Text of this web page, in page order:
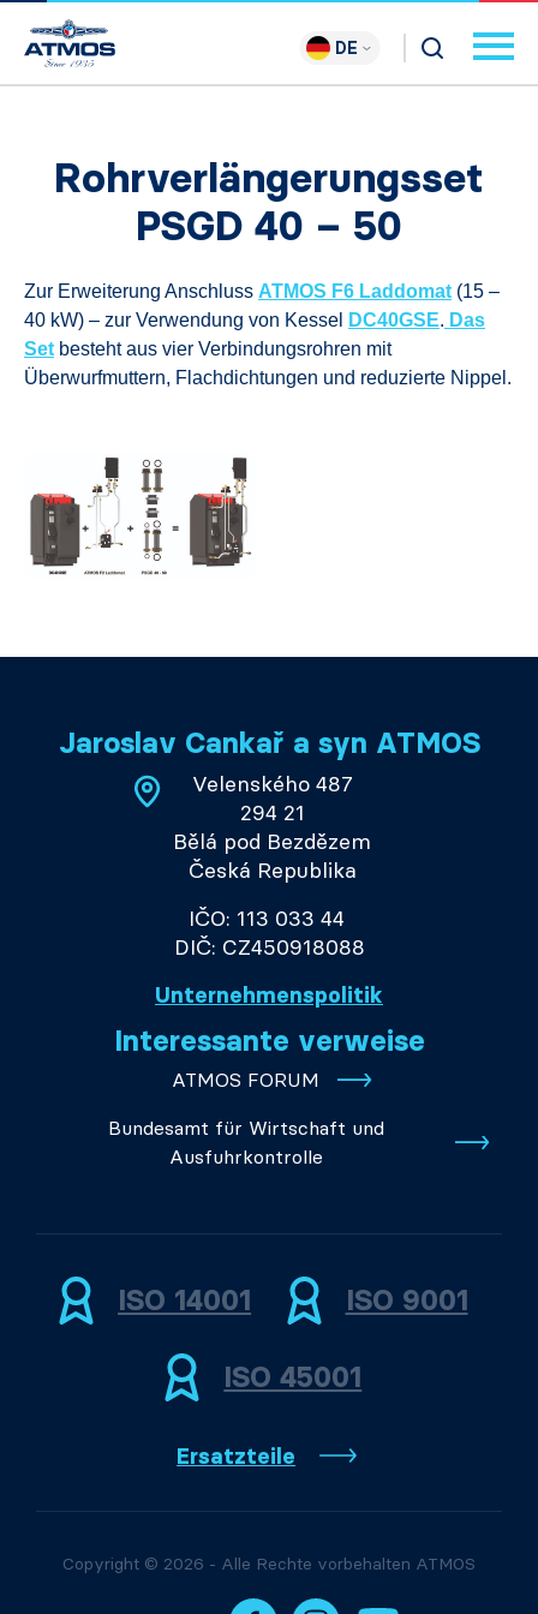
DE
Rohrverlängerungsset
PSGD 40 – 50
Zur Erweiterung Anschluss ATMOS F6 Laddomat (15 –
40 kW) – zur Verwendung von Kessel
DC40GSE. Das
Set besteht aus vier Verbindungsrohren mit
Überwurfmuttern, Flachdichtungen und reduzierte Nippel.
Jaroslav Cankař a syn ATMOS
Velenského 487
294 21
Bělá pod Bezdězem
Česká Republika
IČO: 113 033 44
DIČ: CZ450918088
Unternehmenspolitik
Interessante verweise
ATMOS FORUM
Bundesamt für Wirtschaft und
Ausfuhrkontrolle
ISO 14001 ISO 9001
ISO 45001
Ersatzteile
Copyright © 2026 - Alle Rechte vorbehalten ATMOS